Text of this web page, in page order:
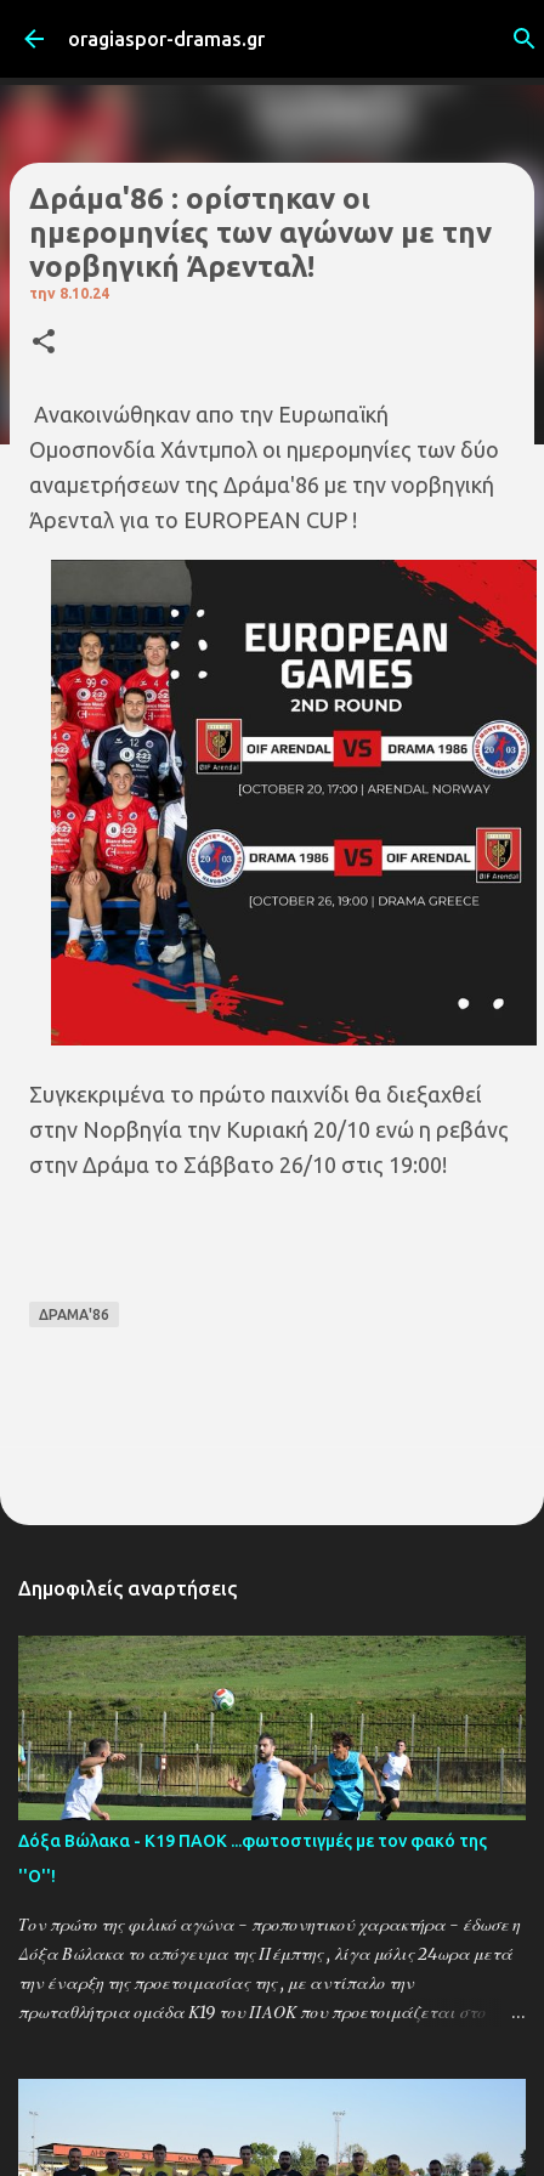
Μετάβαση στο κύριο περιεχόμενο
oragiaspor-dramas.gr
Δράμα'86 : ορίστηκαν οι
ημερομηνίες των αγώνων με την
νορβηγική Άρενταλ!
την 8.10.24
Ανακοινώθηκαν απο την Ευρωπαϊκή
Ομοσπονδία Χάντμπολ οι ημερομηνίες των δύο
αναμετρήσεων της Δράμα'86 με την νορβηγική
Άρενταλ για το EUROPEAN CUP !
Συγκεκριμένα το πρώτο παιχνίδι θα διεξαχθεί
στην Νορβηγία την Κυριακή 20/10 ενώ η ρεβάνς
στην Δράμα το Σάββατο 26/10 στις 19:00!
ΔΡΑΜΑ'86
Δημοφιλείς αναρτήσεις
Δόξα Βώλακα - Κ19 ΠΑΟΚ ...φωτοστιγμές με τον φακό της
''Ο''!
Τον πρώτο της φιλικό αγώνα - προπονητικού χαρακτήρα - έδωσε η
Δόξα Βώλακα το απόγευμα της Πέμπτης , λίγα μόλις 24ωρα μετά
την έναρξη της προετοιμασίας της , με αντίπαλο την
πρωταθλήτρια ομάδα Κ19 του ΠΑΟΚ που προετοιμάζεται στο
έχουν ως νέο προπονητή τον Μαροκινό πρώην σταρ του ΠΑΟΚ και
της Νάπολι Ομάρ Ελ Καντουρί! Η αποστολή της Κ19 του ΠΑΟΚ ,